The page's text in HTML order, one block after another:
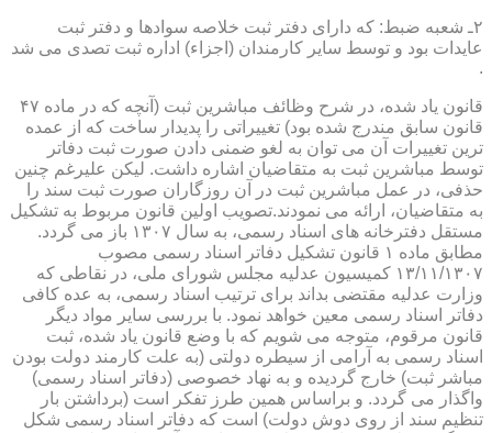
۲ـ شعبه ضبط: كه دارای دفتر ثبت خلاصه سوادها و دفتر ثبت
عایدات بود و توسط سایر كارمندان (اجزاء) اداره ثبت تصدی می شد
.
قانون یاد شده، در شرح وظائف مباشرین ثبت (آنچه كه در ماده ۴۷
قانون سابق مندرج شده بود) تغییراتی را پدیدار ساخت كه از عمده
ترین تغییرات آن می توان به لغو ضمنی دادن صورت ثبت دفاتر
توسط مباشرین ثبت به متقاضیان اشاره داشت. لیكن علیرغم چنین
حذفی، در عمل مباشرین ثبت در آن روزگاران صورت ثبت سند را
به متقاضیان، ارائه می نمودند.تصویب اولین قانون مربوط به تشكیل
مستقل دفترخانه های اسناد رسمی، به سال ۱۳۰۷ باز می گردد.
مطابق ماده ۱ قانون تشكیل دفاتر اسناد رسمی مصوب
۱۳/۱۱/۱۳۰۷ كمیسیون عدلیه مجلس شورای ملی، در نقاطی كه
وزارت عدلیه مقتضی بداند برای ترتیب اسناد رسمی، به عده كافی
دفاتر اسناد رسمی معین خواهد نمود. با بررسی سایر مواد دیگر
قانون مرقوم، متوجه می شویم كه با وضع قانون یاد شده، ثبت
اسناد رسمی به آرامی از سیطره دولتی (به علت كارمند دولت بودن
مباشر ثبت) خارج گردیده و به نهاد خصوصی (دفاتر اسناد رسمی)
واگذار می گردد. و براساس همین طرز تفكر است (برداشتن بار
تنظیم سند از روی دوش دولت) است كه دفاتر اسناد رسمی شكل